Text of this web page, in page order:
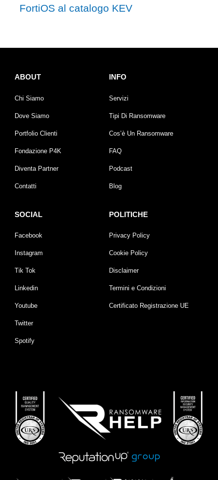
FortiOS al catalogo KEV
ABOUT
Chi Siamo
Dove Siamo
Portfolio Clienti
Fondazione P4K
Diventa Partner
Contatti
INFO
Servizi
Tipi Di Ransomware
Cos’è Un Ransomware
FAQ
Podcast
Blog
SOCIAL
Facebook
Instagram
Tik Tok
Linkedin
Youtube
Twitter
Spotify
POLITICHE
Privacy Policy
Cookie Policy
Disclaimer
Termini e Condizioni
Certificato Registrazione UE